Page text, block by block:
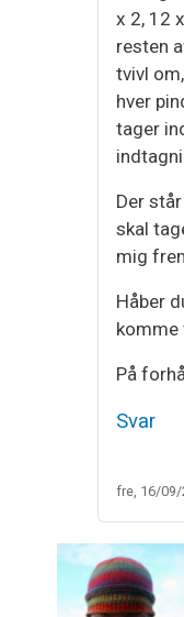
x 2, 12
resten
tvivl
hver
tager
Der
skal
mig
Håber
komme
På
Svar
fre, 16/09/